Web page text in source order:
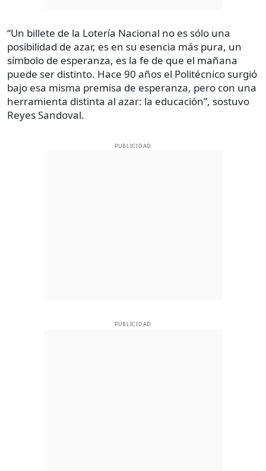
“Un billete de la Lotería Nacional no es sólo una
posibilidad de azar, es en su esencia más pura, un
símbolo de esperanza, es la fe de que el mañana
puede ser distinto. Hace 90 años el Politécnico surgió
bajo esa misma premisa de esperanza, pero con una
herramienta distinta al azar: la educación”, sostuvo
Reyes Sandoval.
PUBLICIDAD
PUBLICIDAD